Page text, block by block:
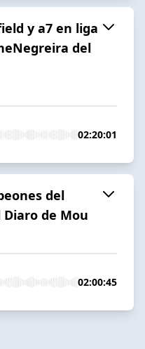
y a7 en liga
del
02:20:01
del
de Mou
02:00:45